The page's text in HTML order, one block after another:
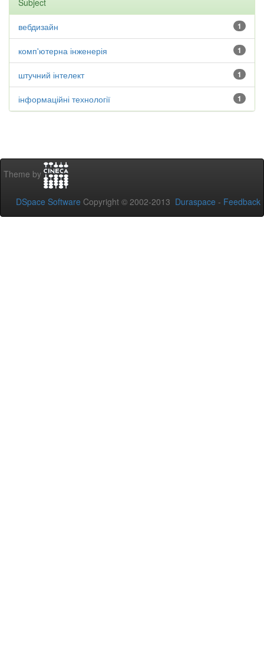
Subject
1
вебдизайн
1
комп'ютерна інженерія
1
штучний інтелект
1
інформаційні технології
Theme by
DSpace Software Copyright © 2002-2013 Duraspace - Feedback